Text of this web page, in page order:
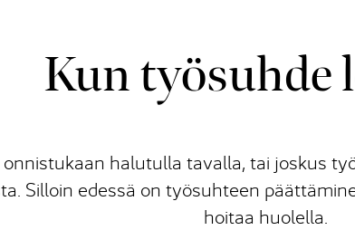
Kun työsuhde
halutulla tavalla, tai joskus
Silloin edessä on työsuhteen
hoitaa huolella.